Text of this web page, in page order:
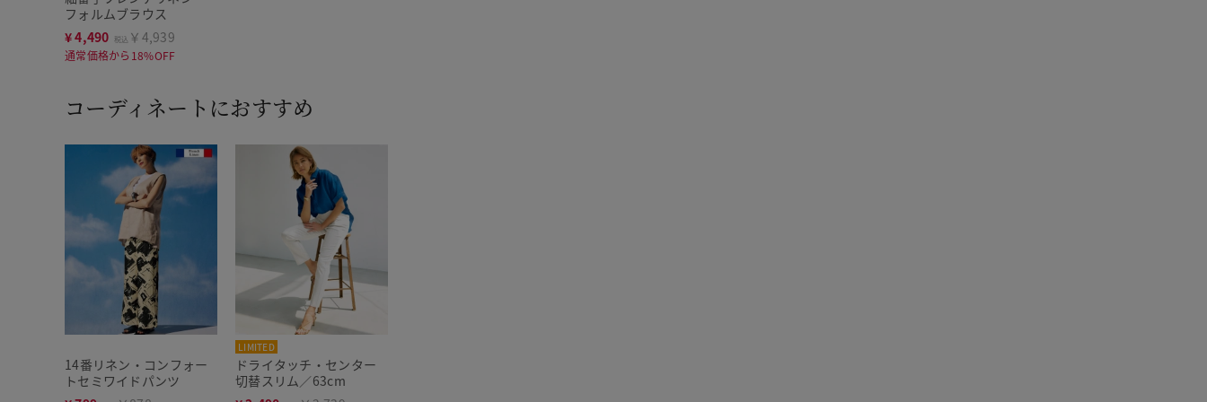
フォルムブラウス
¥4,490 税込 ￥4,939
通常価格から18%OFF
コーディネートにおすすめ
14番リネン・コンフォー
トセミワイドパンツ
LIMITED
ドライタッチ・センター
切替スリム／63cm